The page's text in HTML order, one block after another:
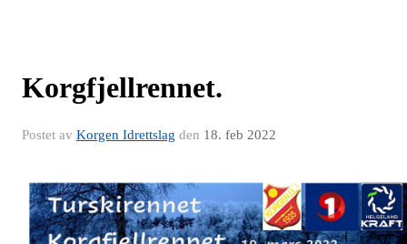
Korgfjellrennet.
Postet av Korgen Idrettslag den 18. feb 2022